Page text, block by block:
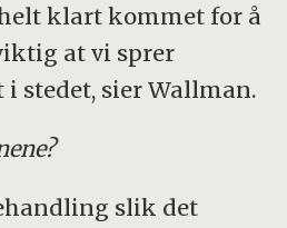
klart kommet for å
at vi sprer
stedet, sier Wallman.
slik det